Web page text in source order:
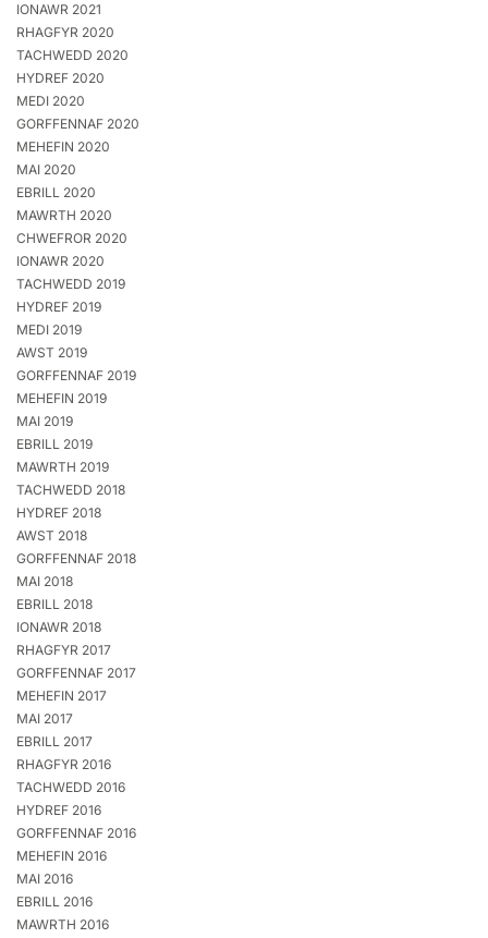
IONAWR 2021
RHAGFYR 2020
TACHWEDD 2020
HYDREF 2020
MEDI 2020
GORFFENNAF 2020
MEHEFIN 2020
MAI 2020
EBRILL 2020
MAWRTH 2020
CHWEFROR 2020
IONAWR 2020
TACHWEDD 2019
HYDREF 2019
MEDI 2019
AWST 2019
GORFFENNAF 2019
MEHEFIN 2019
MAI 2019
EBRILL 2019
MAWRTH 2019
TACHWEDD 2018
HYDREF 2018
AWST 2018
GORFFENNAF 2018
MAI 2018
EBRILL 2018
IONAWR 2018
RHAGFYR 2017
GORFFENNAF 2017
MEHEFIN 2017
MAI 2017
EBRILL 2017
RHAGFYR 2016
TACHWEDD 2016
HYDREF 2016
GORFFENNAF 2016
MEHEFIN 2016
MAI 2016
EBRILL 2016
MAWRTH 2016